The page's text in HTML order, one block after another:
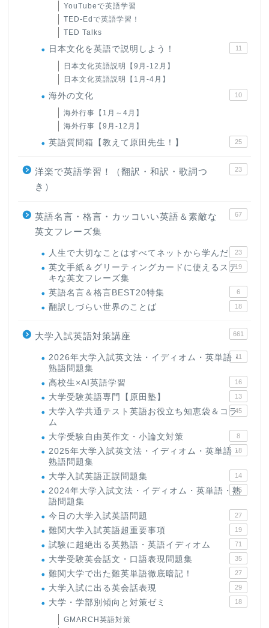
YouTubeで英語学習
TED-Edで英語学習！
TED Talks
日本文化を英語で説明しよう！ 11
日本文化英語説明【9月-12月】
日本文化英語説明【1月-4月】
海外の文化 10
海外行事【1月～4月】
海外行事【9月-12月】
英語質問箱【教えて原田先生！】 25
洋楽で英語学習！（翻訳・和訳・歌詞つ
き）
23
英語名言・格言・カッコいい英語＆素敵な
英文フレーズ集
67
人生で大切なことはすべてネットから学んだ 23
英文手紙＆グリーティングカードに使えるステ
キな英文フレーズ集
19
英語名言＆格言BEST20特集 6
翻訳しづらい世界のことば 18
大学入試英語対策講座 661
2026年大学入試英文法・イディオム・英単語・
熟語問題集
11
高校生×AI英語学習 16
大学受験英語専門【原田塾】 13
大学入学共通テスト英語お役立ち知恵袋＆コラ
ム
45
大学受験自由英作文・小論文対策 8
2025年大学入試英文法・イディオム・英単語・
熟語問題集
18
大学入試英語正誤問題集 14
2024年大学入試文法・イディオム・英単語・熟
語問題集
15
今日の大学入試英語問題 27
難関大学入試英語超重要事項 19
試験に超絶出る英熟語・英語イディオム 71
大学受験英会話文・口語表現問題集 35
難関大学で出た難英単語徹底暗記！ 27
大学入試に出る英会話表現 29
大学・学部別傾向と対策ゼミ 18
GMARCH英語対策